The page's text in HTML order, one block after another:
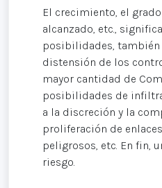
El crecimiento, el
alcanzado, etc.,
posibilidades, también
distensión de los
mayor cantidad de
posibilidades de
a la discreción y la
proliferación de
peligrosos, etc. En fin,
riesgo.